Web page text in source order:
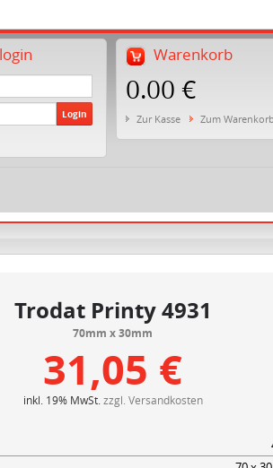
Warenkorb
0.00 €
Zur Kasse Zum Warenkorb
Login
Trodat Printy 4931
70mm x 30mm
31,05 €
inkl. 19% MwSt. zzgl. Versandkosten